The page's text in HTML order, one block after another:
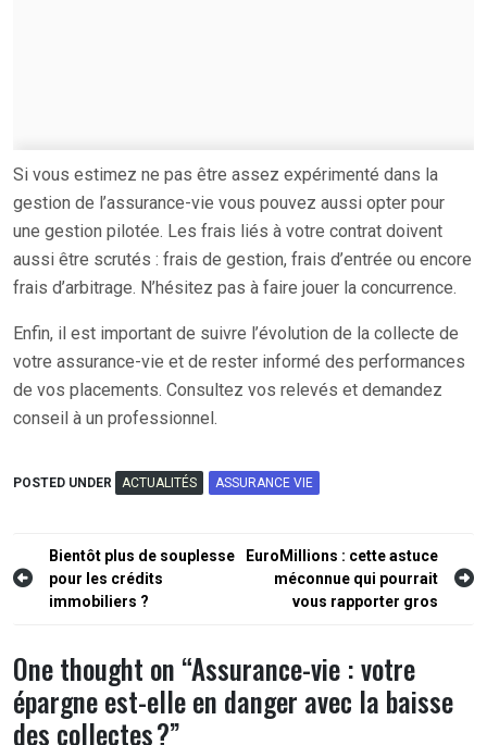
Si vous estimez ne pas être assez expérimenté dans la
gestion de l’assurance-vie vous pouvez aussi opter pour
une gestion pilotée. Les frais liés à votre contrat doivent
aussi être scrutés : frais de gestion, frais d’entrée ou encore
frais d’arbitrage. N’hésitez pas à faire jouer la concurrence.
Enfin, il est important de suivre l’évolution de la collecte de
votre assurance-vie et de rester informé des performances
de vos placements. Consultez vos relevés et demandez
conseil à un professionnel.
POSTED UNDER ACTUALITÉS ASSURANCE VIE
Navigation
de
Bientôt plus de souplesse
pour les crédits
immobiliers ?
EuroMillions : cette astuce
méconnue qui pourrait
vous rapporter gros
One thought on “Assurance-vie : votre
épargne est-elle en danger avec la baisse
des collectes ?”